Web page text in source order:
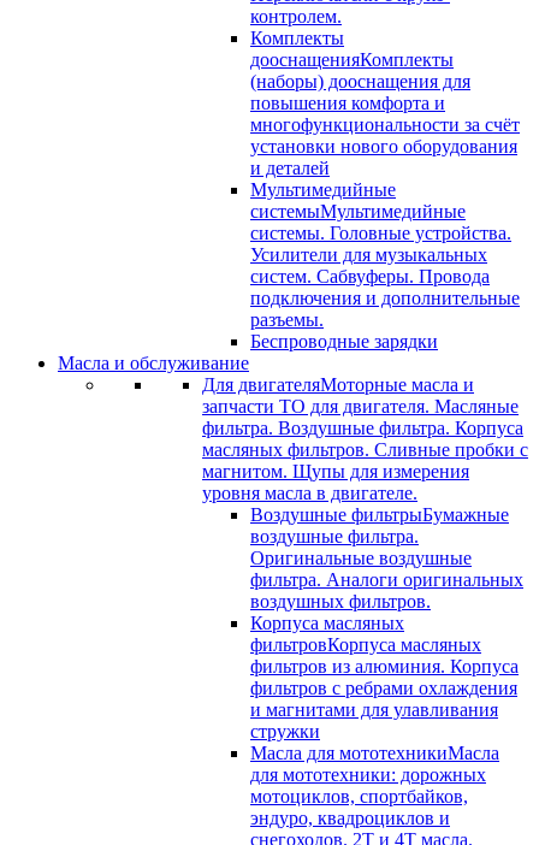
контролем.
Комплекты
дооснащенияКомплекты
(наборы) дооснащения для
повышения комфорта и
многофункциональности за счёт
установки нового оборудования
и деталей
Мультимедийные
системыМультимедийные
системы. Головные устройства.
Усилители для музыкальных
систем. Сабвуферы. Провода
подключения и дополнительные
разъемы.
Беспроводные зарядки
Масла и обслуживание
Для двигателяМоторные масла и
запчасти ТО для двигателя. Масляные
фильтра. Воздушные фильтра. Корпуса
масляных фильтров. Сливные пробки с
магнитом. Щупы для измерения
уровня масла в двигателе.
Воздушные фильтрыБумажные
воздушные фильтра.
Оригинальные воздушные
фильтра. Аналоги оригинальных
воздушных фильтров.
Корпуса масляных
фильтровКорпуса масляных
фильтров из алюминия. Корпуса
фильтров с ребрами охлаждения
и магнитами для улавливания
стружки
Масла для мототехникиМасла
для мототехники: дорожных
мотоциклов, спортбайков,
эндуро, квадроциклов и
снегоходов. 2T и 4T масла.